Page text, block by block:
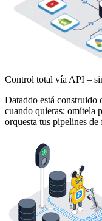
Control total vía API –
Dataddo está
cuando quieras; omítela
orquesta tus pipelines